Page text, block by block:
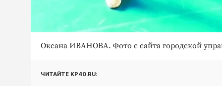
Оксана ИВАНОВА. Фото с сайта городской
ЧИТАЙТЕ KP40.RU: